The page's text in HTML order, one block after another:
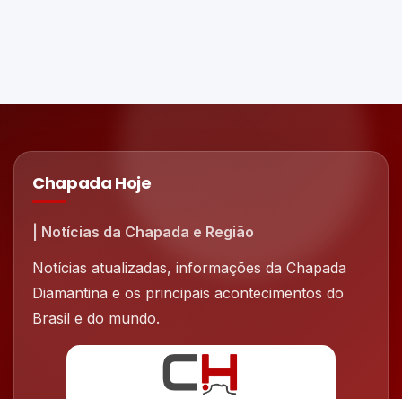
Chapada Hoje
| Notícias da Chapada e Região
Notícias atualizadas, informações da Chapada
Diamantina e os principais acontecimentos do
Brasil e do mundo.